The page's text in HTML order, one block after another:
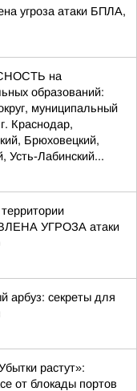
угроза атаки БПЛА,
на
образований:
муниципальный
Краснодар,
Брюховецкий,
Усть-Лабинский...
УГРОЗА атаки
арбуз: секреты для
растут»:
от блокады портов